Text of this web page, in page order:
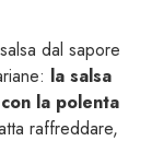
dal sapore
la salsa
la polenta
raffreddare,